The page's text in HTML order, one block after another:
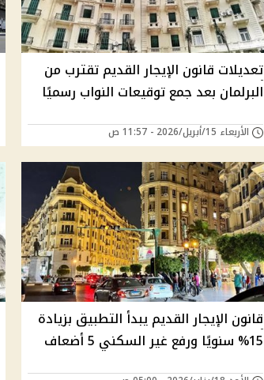
تعديلات قانون الإيجار القديم تقترب من
البرلمان بعد جمع توقيعات النواب رسميًا
الأربعاء 15/أبريل/2026 - 11:57 ص
قانون الإيجار القديم يبدأ التطبيق بزيادة
15% سنويًا ورفع غير السكني 5 أضعاف